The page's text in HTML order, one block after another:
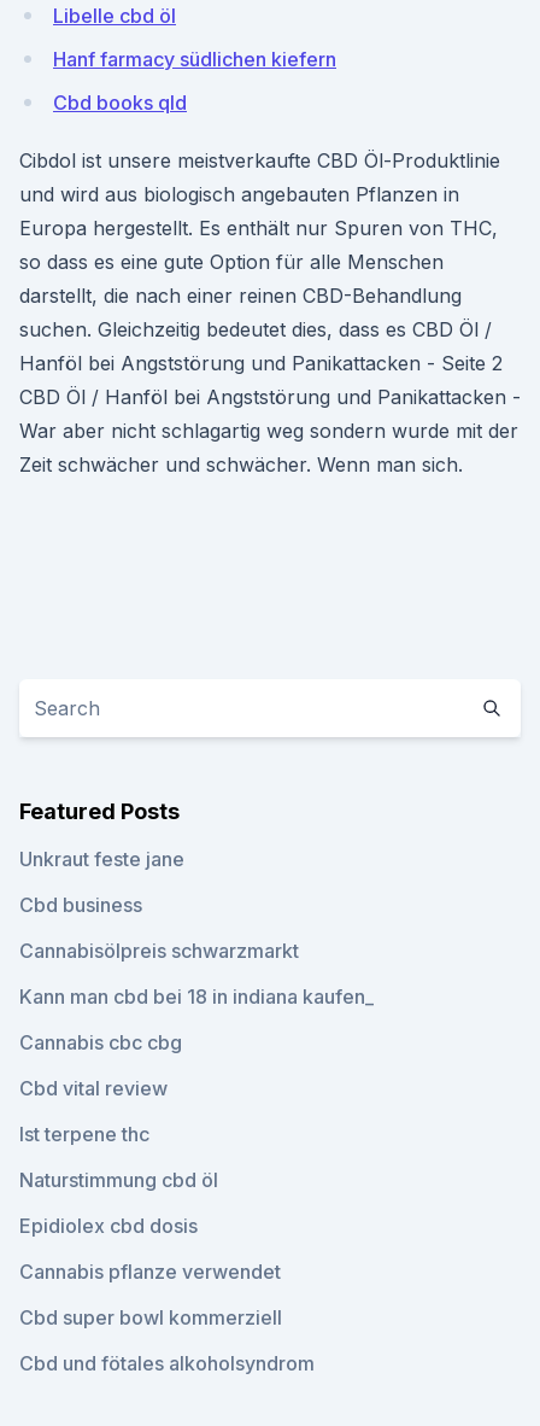
Libelle cbd öl
Hanf farmacy südlichen kiefern
Cbd books qld
Cibdol ist unsere meistverkaufte CBD Öl-Produktlinie
und wird aus biologisch angebauten Pflanzen in
Europa hergestellt. Es enthält nur Spuren von THC,
so dass es eine gute Option für alle Menschen
darstellt, die nach einer reinen CBD-Behandlung
suchen. Gleichzeitig bedeutet dies, dass es CBD Öl /
Hanföl bei Angststörung und Panikattacken - Seite 2
CBD Öl / Hanföl bei Angststörung und Panikattacken -
War aber nicht schlagartig weg sondern wurde mit der
Zeit schwächer und schwächer. Wenn man sich.
Featured Posts
Unkraut feste jane
Cbd business
Cannabisölpreis schwarzmarkt
Kann man cbd bei 18 in indiana kaufen_
Cannabis cbc cbg
Cbd vital review
Ist terpene thc
Naturstimmung cbd öl
Epidiolex cbd dosis
Cannabis pflanze verwendet
Cbd super bowl kommerziell
Cbd und fötales alkoholsyndrom